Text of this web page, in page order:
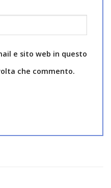
e sito web in questo
che commento.